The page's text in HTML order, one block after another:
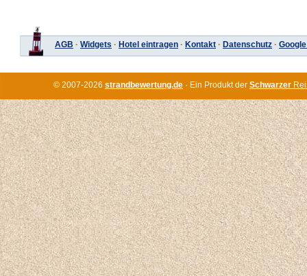
AGB · Widgets · Hotel eintragen · Kontakt · Datenschutz ·
© 2007-2026 strandbewertung.de · Ein Produkt der Schwarzer